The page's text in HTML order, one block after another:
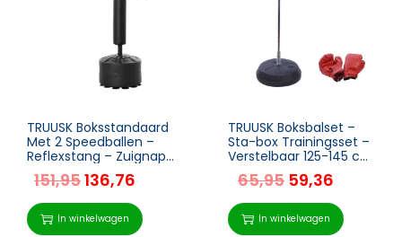
TRUUSK Boksstandaard
Met 2 Speedballen –
Reflexstang – Zuignap
– Hoogte Verstelbaar –
Voor Volwassenen en
Jongeren – Zwart
151,95136,76
In winkelwagen
TRUUSK Boksbalset –
Sta-box Trainingsset –
Verstelbaar 125-145 cm
– Met Handschoenen
en Pomp – Voor
Professionals en
Beginners –
65,95 59,36
In winkelwagen